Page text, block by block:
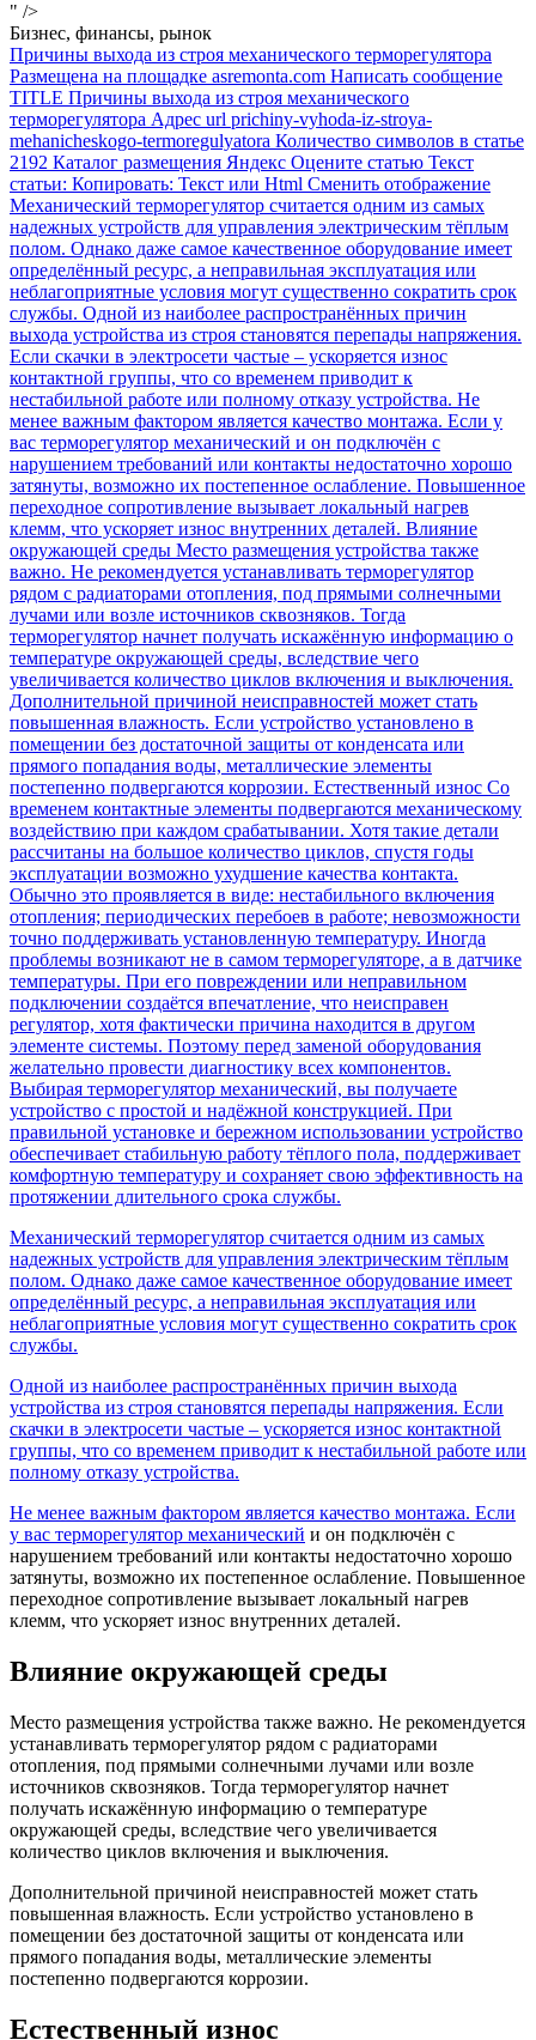
" />
Бизнес, финансы, рынок
Причины выхода из строя механического терморегулятора
Размещена на площадке asremonta.com Написать сообщение
TITLE Причины выхода из строя механического
терморегулятора Адрес url prichiny-vyhoda-iz-stroya-
mehanicheskogo-termoregulyatora Количество символов в статье
2192 Каталог размещения Яндекс Оцените статью Текст
статьи: Копировать: Текст или Html Cменить отображение
Механический терморегулятор считается одним из самых
надежных устройств для управления электрическим тёплым
полом. Однако даже самое качественное оборудование имеет
определённый ресурс, а неправильная эксплуатация или
неблагоприятные условия могут существенно сократить срок
службы. Одной из наиболее распространённых причин
выхода устройства из строя становятся перепады напряжения.
Если скачки в электросети частые – ускоряется износ
контактной группы, что со временем приводит к
нестабильной работе или полному отказу устройства. Не
менее важным фактором является качество монтажа. Если у
вас терморегулятор механический и он подключён с
нарушением требований или контакты недостаточно хорошо
затянуты, возможно их постепенное ослабление. Повышенное
переходное сопротивление вызывает локальный нагрев
клемм, что ускоряет износ внутренних деталей. Влияние
окружающей среды Место размещения устройства также
важно. Не рекомендуется устанавливать терморегулятор
рядом с радиаторами отопления, под прямыми солнечными
лучами или возле источников сквозняков. Тогда
терморегулятор начнет получать искажённую информацию о
температуре окружающей среды, вследствие чего
увеличивается количество циклов включения и выключения.
Дополнительной причиной неисправностей может стать
повышенная влажность. Если устройство установлено в
помещении без достаточной защиты от конденсата или
прямого попадания воды, металлические элементы
постепенно подвергаются коррозии. Естественный износ Со
временем контактные элементы подвергаются механическому
воздействию при каждом срабатывании. Хотя такие детали
рассчитаны на большое количество циклов, спустя годы
эксплуатации возможно ухудшение качества контакта.
Обычно это проявляется в виде: нестабильного включения
отопления; периодических перебоев в работе; невозможности
точно поддерживать установленную температуру. Иногда
проблемы возникают не в самом терморегуляторе, а в датчике
температуры. При его повреждении или неправильном
подключении создаётся впечатление, что неисправен
регулятор, хотя фактически причина находится в другом
элементе системы. Поэтому перед заменой оборудования
желательно провести диагностику всех компонентов.
Выбирая терморегулятор механический, вы получаете
устройство с простой и надёжной конструкцией. При
правильной установке и бережном использовании устройство
обеспечивает стабильную работу тёплого пола, поддерживает
комфортную температуру и сохраняет свою эффективность на
протяжении длительного срока службы.
Механический терморегулятор считается одним из самых
надежных устройств для управления электрическим тёплым
полом. Однако даже самое качественное оборудование имеет
определённый ресурс, а неправильная эксплуатация или
неблагоприятные условия могут существенно сократить срок
службы.
Одной из наиболее распространённых причин выхода
устройства из строя становятся перепады напряжения. Если
скачки в электросети частые – ускоряется износ контактной
группы, что со временем приводит к нестабильной работе или
полному отказу устройства.
Не менее важным фактором является качество монтажа. Если
у вас терморегулятор механический и он подключён с
нарушением требований или контакты недостаточно хорошо
затянуты, возможно их постепенное ослабление. Повышенное
переходное сопротивление вызывает локальный нагрев
клемм, что ускоряет износ внутренних деталей.
Влияние окружающей среды
Место размещения устройства также важно. Не рекомендуется
устанавливать терморегулятор рядом с радиаторами
отопления, под прямыми солнечными лучами или возле
источников сквозняков. Тогда терморегулятор начнет
получать искажённую информацию о температуре
окружающей среды, вследствие чего увеличивается
количество циклов включения и выключения.
Дополнительной причиной неисправностей может стать
повышенная влажность. Если устройство установлено в
помещении без достаточной защиты от конденсата или
прямого попадания воды, металлические элементы
постепенно подвергаются коррозии.
Естественный износ